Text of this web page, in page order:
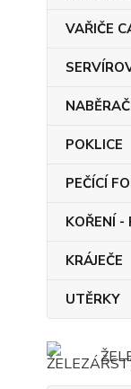
VAŘIČE
POKLICE
PEČÍCÍ
KOŘENÍ -
KRÁJEČE
UTĚRKY